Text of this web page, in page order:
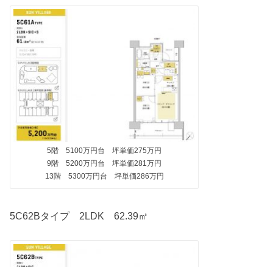
5階 5100万円台 坪単価275万円
9階 5200万円台 坪単価281万円
13階 5300万円台 坪単価286万円
5C62Bタイプ 2LDK 62.39㎡